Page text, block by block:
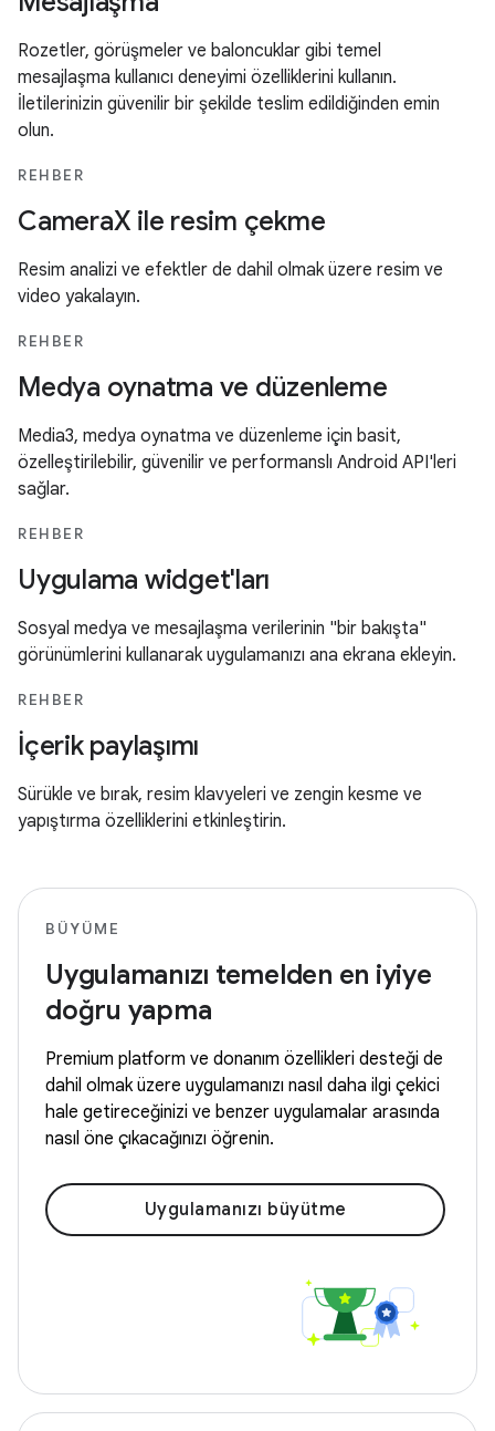
Rozetler, görüşmeler ve baloncuklar gibi temel
mesajlaşma kullanıcı deneyimi özelliklerini kullanın.
İletilerinizin güvenilir bir şekilde teslim edildiğinden emin
olun.
REHBER
CameraX ile resim çekme
Resim analizi ve efektler de dahil olmak üzere resim ve
video yakalayın.
REHBER
Medya oynatma ve düzenleme
Media3, medya oynatma ve düzenleme için basit,
özelleştirilebilir, güvenilir ve performanslı Android API'leri
sağlar.
REHBER
Uygulama widget'ları
Sosyal medya ve mesajlaşma verilerinin "bir bakışta"
görünümlerini kullanarak uygulamanızı ana ekrana ekleyin.
REHBER
İçerik paylaşımı
Sürükle ve bırak, resim klavyeleri ve zengin kesme ve
yapıştırma özelliklerini etkinleştirin.
BÜYÜME
Uygulamanızı temelden en iyiye
doğru yapma
Premium platform ve donanım özellikleri desteği de
dahil olmak üzere uygulamanızı nasıl daha ilgi çekici
hale getireceğinizi ve benzer uygulamalar arasında
nasıl öne çıkacağınızı öğrenin.
Uygulamanızı büyütme